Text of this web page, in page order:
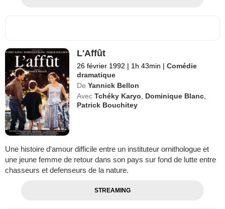
L'Affût
26 février 1992 | 1h 43min | Comédie
dramatique
De Yannick Bellon
Avec Tchéky Karyo Dominique Blanc
Patrick Bouchitey
Une histoire d'amour difficile entre un instituteur ornithologue et
une jeune femme de retour dans son pays sur fond de lutte entre
chasseurs et defenseurs de la nature.
STREAMING